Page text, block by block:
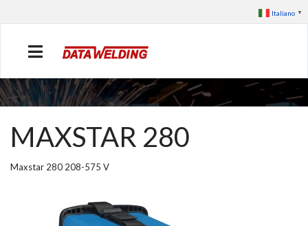
Italiano ▼
MAXSTAR 280
Maxstar 280 208-575 V